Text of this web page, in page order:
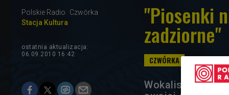
Polskie Radio
Czwórka
Stacja Kultura
"Piosenki
zadziorne"
ostatnia aktualizacja:
06.09.2010 16:42
Wokalistki grupy